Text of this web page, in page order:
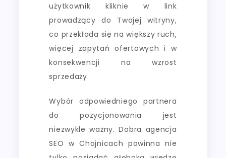
użytkownik kliknie w link
prowadzący do Twojej witryny,
co przekłada się na większy ruch,
więcej zapytań ofertowych i w
konsekwencji na wzrost
sprzedaży.
Wybór odpowiedniego partnera
do pozycjonowania jest
niezwykle ważny. Dobra agencja
SEO w Chojnicach powinna nie